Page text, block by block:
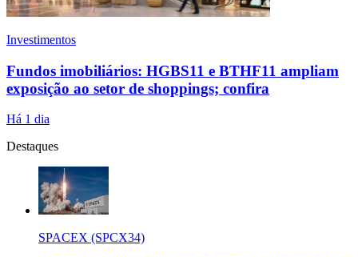
Investimentos
Fundos imobiliários: HGBS11 e BTHF11 ampliam
exposição ao setor de shoppings; confira
Há 1 dia
Destaques
SPACEX (SPCX34)